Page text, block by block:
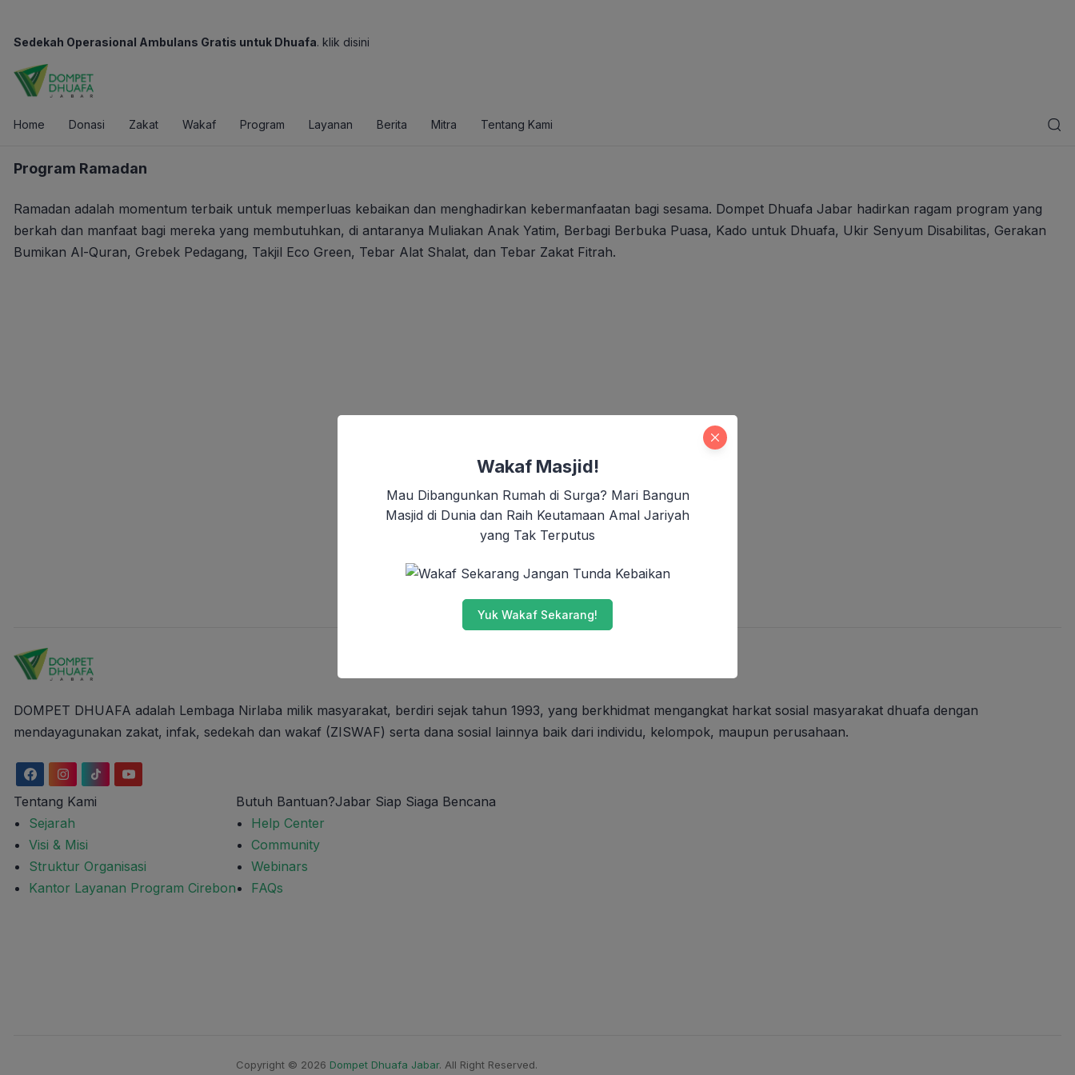
Sedekah Operasional Ambulans Gratis untuk Dhuafa. klik disini
Home Donasi Zakat Wakaf Program Layanan Berita Mitra Tentang Kami
Program Ramadan
Ramadan adalah momentum terbaik untuk memperluas kebaikan dan menghadirkan kebermanfaatan bagi sesama. Dompet Dhuafa Jabar hadirkan ragam program yang
berkah dan manfaat bagi mereka yang membutuhkan, di antaranya Muliakan Anak Yatim, Berbagi Berbuka Puasa, Kado untuk Dhuafa, Ukir Senyum Disabilitas, Gerakan
Bumikan Al-Quran, Grebek Pedagang, Takjil Eco Green, Tebar Alat Shalat, dan Tebar Zakat Fitrah.
DOMPET DHUAFA adalah Lembaga Nirlaba milik masyarakat, berdiri sejak tahun 1993, yang berkhidmat mengangkat harkat sosial masyarakat dhuafa dengan
mendayagunakan zakat, infak, sedekah dan wakaf (ZISWAF) serta dana sosial lainnya baik dari individu, kelompok, maupun perusahaan.
Tentang Kami
Sejarah
Visi & Misi
Struktur Organisasi
Kantor Layanan Program Cirebon
Butuh Bantuan?
Help Center
Community
Webinars
FAQs
Jabar Siap Siaga Bencana
Copyright © 2026 Dompet Dhuafa Jabar. All Right Reserved.
Wakaf Masjid!
Mau Dibangunkan Rumah di Surga? Mari Bangun
Masjid di Dunia dan Raih Keutamaan Amal Jariyah
yang Tak Terputus
Jangan Tunda Kebaikan
Yuk Wakaf Sekarang!